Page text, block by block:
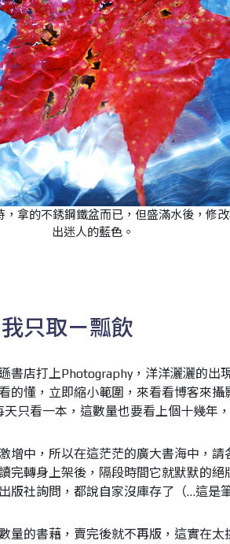
拿的不銹鋼鐵盆而已，但盛滿水後，修
出迷人的藍色。
只取ㄧ瓢飲
書店打上Photography，洋洋灑灑的出
的懂，立即縮小範圍，來看看博客來攝
只看一本，這數量也要看上個十幾年
增中，所以在這茫茫的廣大書海中，請
完轉身上架後，隔段時間它就默默的絕
版社詢問，都說自家沒庫存了（…這是
量的書藉，賣完後就不再版，這實在太